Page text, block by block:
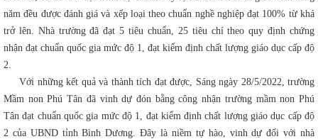
năm đều được đánh giá và xếp loại theo chuẩn nghề nghiệp đạt 100% từ khá
trở lên. Nhà trường đã đạt 5 tiêu chuẩn, 25 tiêu chí theo quy định chứng
nhận đạt chuẩn quốc gia mức độ 1, đạt kiểm định chất lượng giáo dục cấp độ
2.
Với những kết quả và thành tích đạt được, Sáng ngày 28/5/2022, trường
Mầm non Phú Tân đã vinh dự đón bằng công nhận trường mầm non Phú
Tân đạt chuẩn quốc gia mức độ 1, đạt kiểm định chất lượng giáo dục cấp độ
2 của UBND tỉnh Bình Dương. Đây là niềm tự hào, vinh dự đối với nhà